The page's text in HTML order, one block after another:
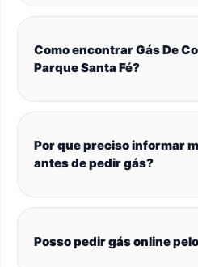
Como encontrar Gás De
Parque Santa Fé?
Por que preciso informar
antes de pedir gás?
Posso pedir gás online